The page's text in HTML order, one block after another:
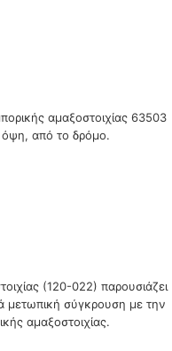
αμαξοστοιχίας 63503
από το δρόμο.
(120-022) παρουσιάζει
μετωπική σύγκρουση με την
αμαξοστοιχίας.